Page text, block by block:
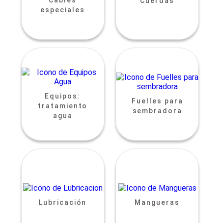
especiales
Equipos:
tratamiento
agua
Fuelles para
sembradora
Lubricación Mangueras